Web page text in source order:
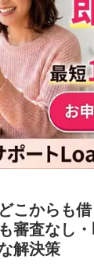
こからも借
審査なし
解決策